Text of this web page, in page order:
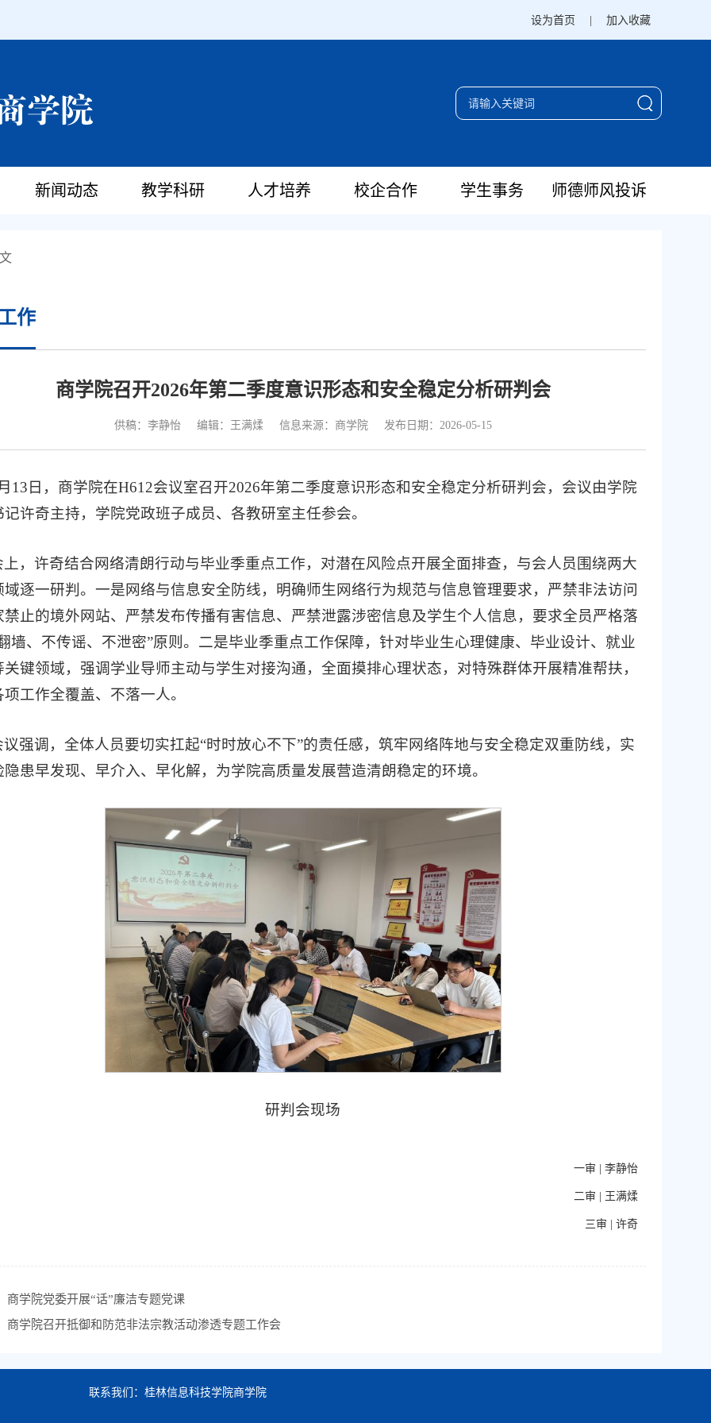
设为首页 加入收藏
新闻动态 教学科研 人才培养 校企合作 学生事务 师德师风投诉
作
商学院召开2026年第二季度意识形态和安全稳定分析研判会
供稿：李静怡 编辑：王满煣 信息来源：商学院 发布日期：2026-05-15
13日，商学院在H612会议室召开2026年第二季度意识形态和安全稳定分析研判会，会议由学院
记许奇主持，学院党政班子成员、各教研室主任参会。
上，许奇结合网络清朗行动与毕业季重点工作，对潜在风险点开展全面排查，与会人员围绕两大
域逐一研判。一是网络与信息安全防线，明确师生网络行为规范与信息管理要求，严禁非法访问
禁止的境外网站、严禁发布传播有害信息、严禁泄露涉密信息及学生个人信息，要求全员严格落
墙、不传谣、不泄密”原则。二是毕业季重点工作保障，针对毕业生心理健康、毕业设计、就业
关键领域，强调学业导师主动与学生对接沟通，全面摸排心理状态，对特殊群体开展精准帮扶，
工作全覆盖、不落一人。
议强调，全体人员要切实扛起“时时放心不下”的责任感，筑牢网络阵地与安全稳定双重防线，实
隐患早发现、早介入、早化解，为学院高质量发展营造清朗稳定的环境。
研判会现场
一审 | 李静怡
二审 | 王满煣
三审 | 许奇
商学院党委开展“话”廉洁专题党课
商学院召开抵御和防范非法宗教活动渗透专题工作会
联系我们：桂林信息科技学院商学院